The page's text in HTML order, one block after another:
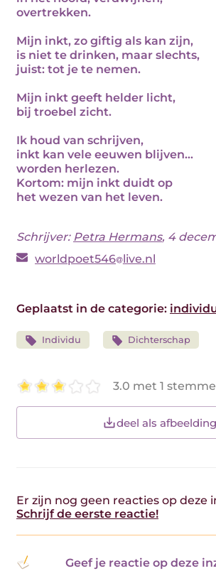
overtrekken.
Mijn inkt, zo giftig als kan zijn,
is niet te drinken, maar slechts,
juist: tot je te nemen.
Mijn inkt geeft helder licht,
bij troebel zicht.
Ik houd van schrijven,
inkt kan vele eeuwen blijven...
worden herlezen.
Kortom: mijn inkt duidt op
het wezen van het leven.
Schrijver: Petra Hermans, 4
worldpoet546 live.nl
Geplaatst in de categorie:
Individu Dichterschap
3.0 met 1
deel als afbeelding
Er zijn nog geen reacties op deze
Schrijf de eerste reactie!
Geef je reactie op deze